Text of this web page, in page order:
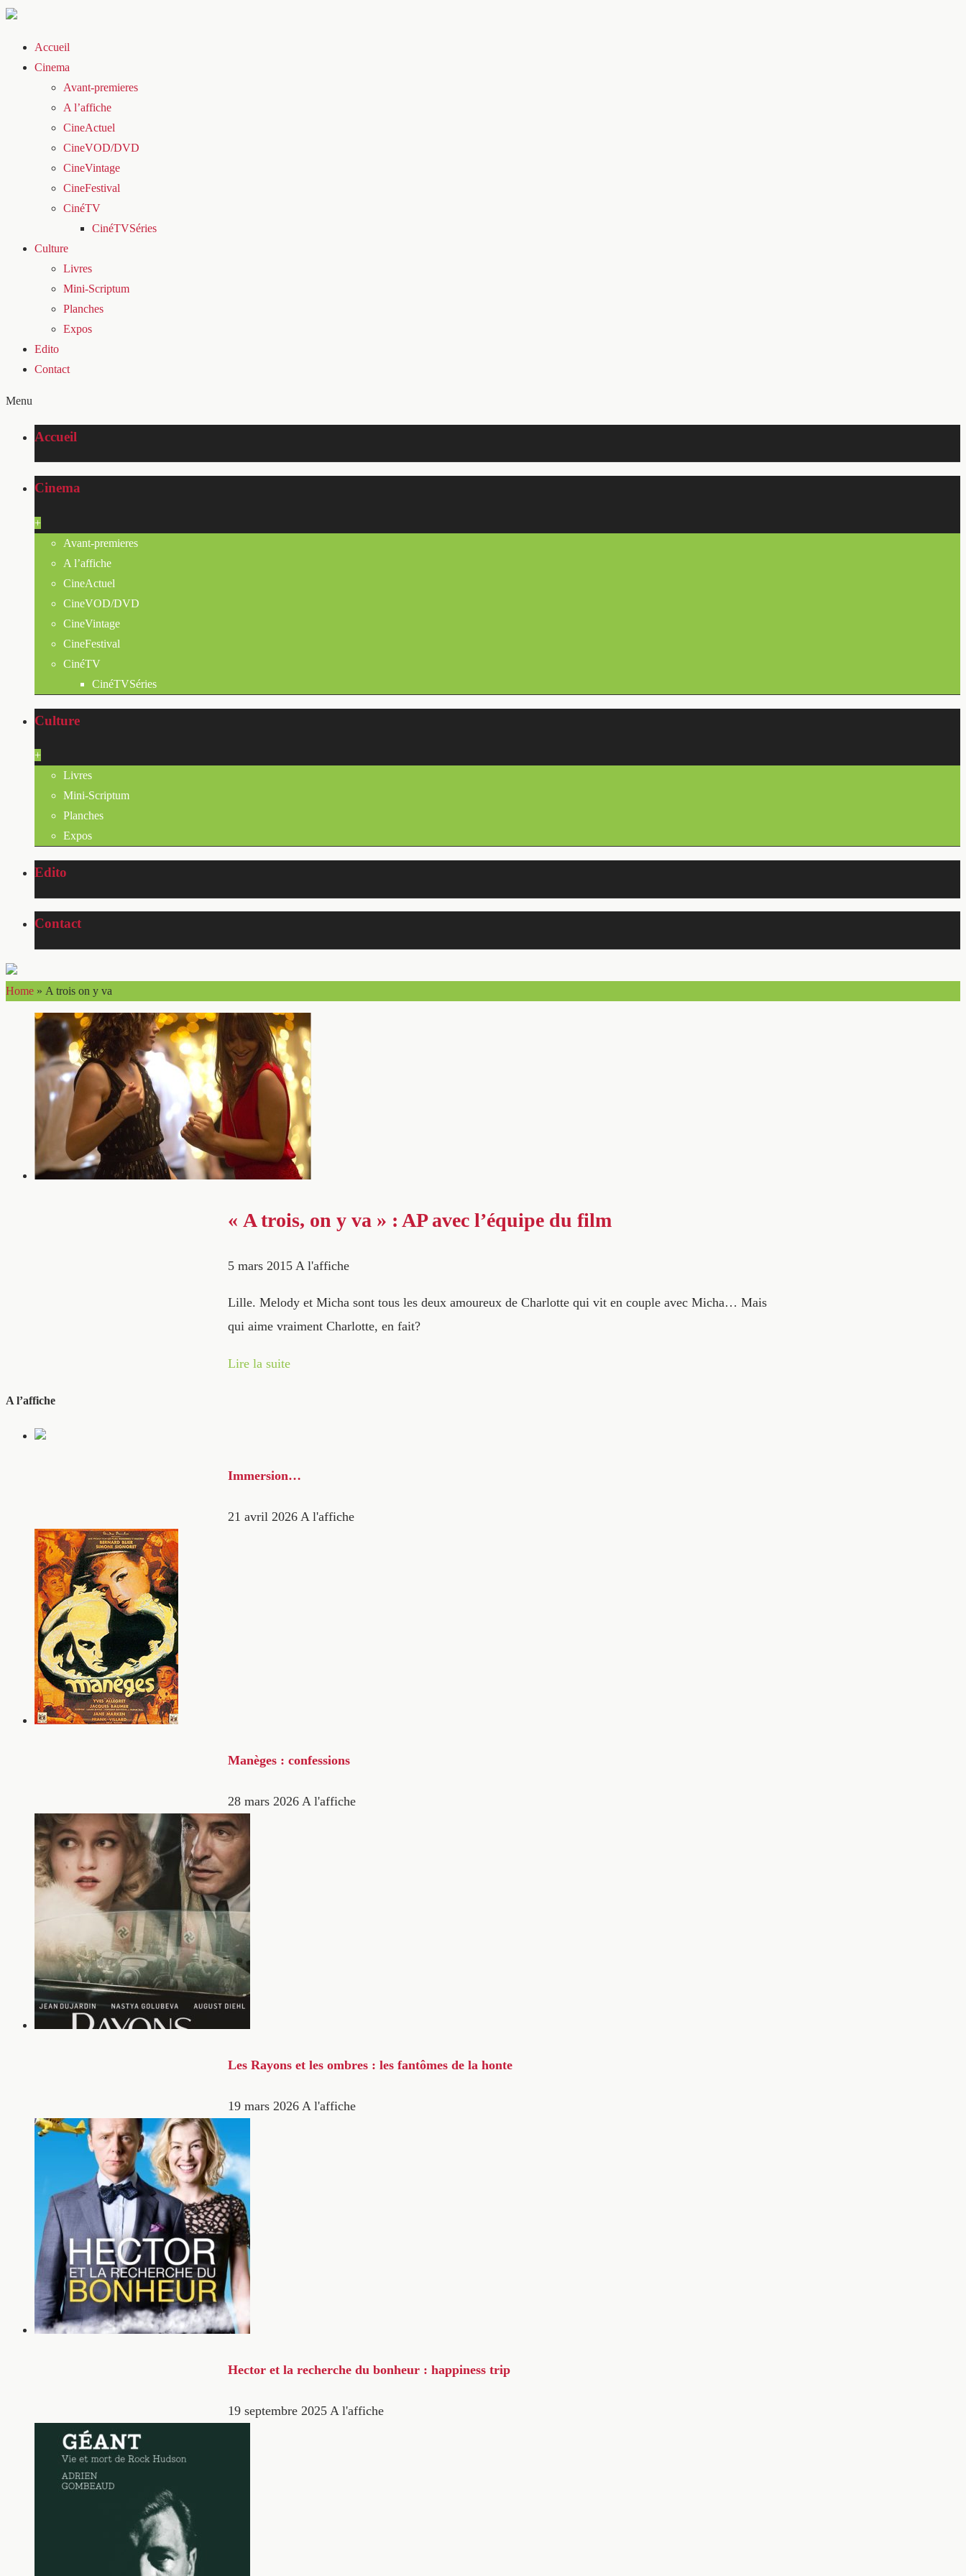
Accueil
Cinema
Avant-premieres
A l’affiche
CineActuel
CineVOD/DVD
CineVintage
CineFestival
CinéTV
CinéTVSéries
Culture
Livres
Mini-Scriptum
Planches
Expos
Edito
Contact
Menu
Accueil
Cinema
+
Avant-premieres
A l’affiche
CineActuel
CineVOD/DVD
CineVintage
CineFestival
CinéTV
CinéTVSéries
Culture
+
Livres
Mini-Scriptum
Planches
Expos
Edito
Contact
Home » A trois on y va
« A trois, on y va » : AP avec l’équipe du film
5 mars 2015 A l'affiche
Lille. Melody et Micha sont tous les deux amoureux de Charlotte qui vit en couple avec Micha… Mais
qui aime vraiment Charlotte, en fait?
Lire la suite
A l’affiche
Immersion…
21 avril 2026 A l'affiche
Manèges : confessions
28 mars 2026 A l'affiche
Les Rayons et les ombres : les fantômes de la honte
19 mars 2026 A l'affiche
Hector et la recherche du bonheur : happiness trip
19 septembre 2025 A l'affiche